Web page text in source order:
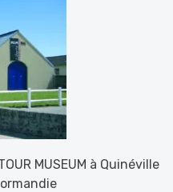
MUSEUM à Quinéville